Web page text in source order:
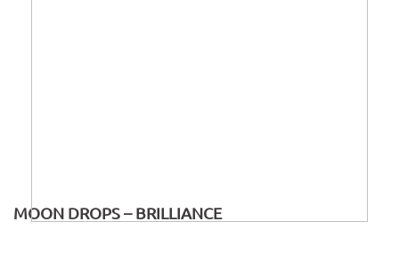
MOON DROPS – BRILLIANCE